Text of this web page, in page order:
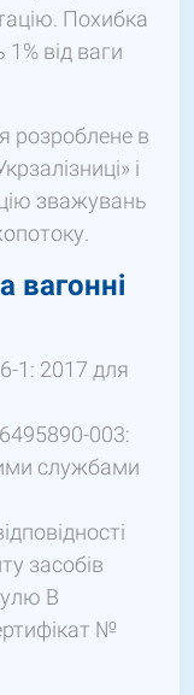
Похибка
від ваги
розроблене в
і
зважувань
вагонні
1: 2017 для
003:
службами
засобів
В
№